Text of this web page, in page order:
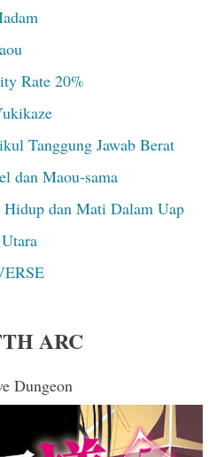
Rate 20%
Tanggung Jawab Berat
dan Maou-sama
Hidup dan Mati Dalam Uap
ARC
Dungeon